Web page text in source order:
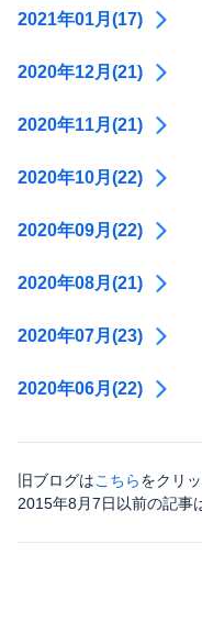
2021年01月(17)
2020年12月(21)
2020年11月(21)
2020年10月(22)
2020年09月(22)
2020年08月(21)
2020年07月(23)
2020年06月(22)
旧ブログはこちらをクリ
2015年8月7日以前の記事